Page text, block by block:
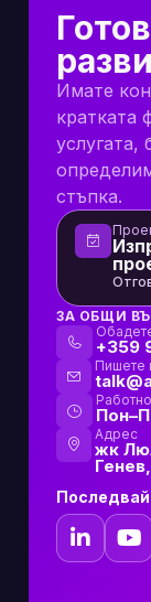
Имате
кратката
стъпка.
ЗА ОБЩИ
+359
Пишете
Адрес
жк